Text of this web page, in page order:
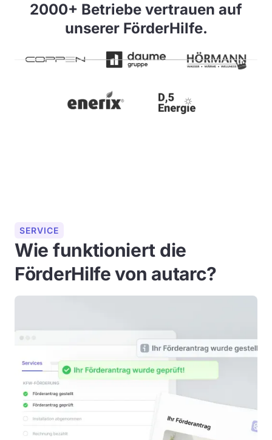
2000+ Betriebe vertrauen auf
unserer FörderHilfe.
SERVICE
Wie funktioniert die
FörderHilfe von autarc?